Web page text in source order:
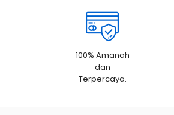
100% Amanah
dan
Terpercaya.